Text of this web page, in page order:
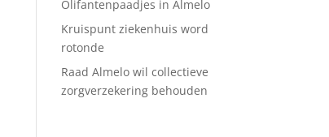
Olifantenpaadjes in Almelo
Kruispunt ziekenhuis word
rotonde
Raad Almelo wil collectieve
zorgverzekering behouden